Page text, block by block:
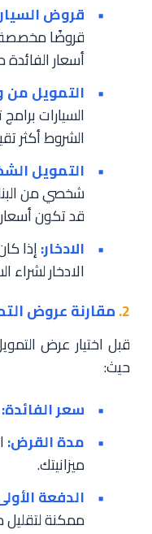
قروض
قروضًا مخصصة
أسعار
التمويل من
السيارات
الشروط أكثر
التمويل
شخصي من
قد تكون
الادخار:إذا
الادخار لشراء
2. مقارنة عروض
قبل اختيار عرض
حيث:
سعر الفائدة:
مدة القرض:
ميزانيتك.
الدفعة
ممكنة لتقليل